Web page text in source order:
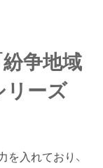
争地域
リーズ
入れており、